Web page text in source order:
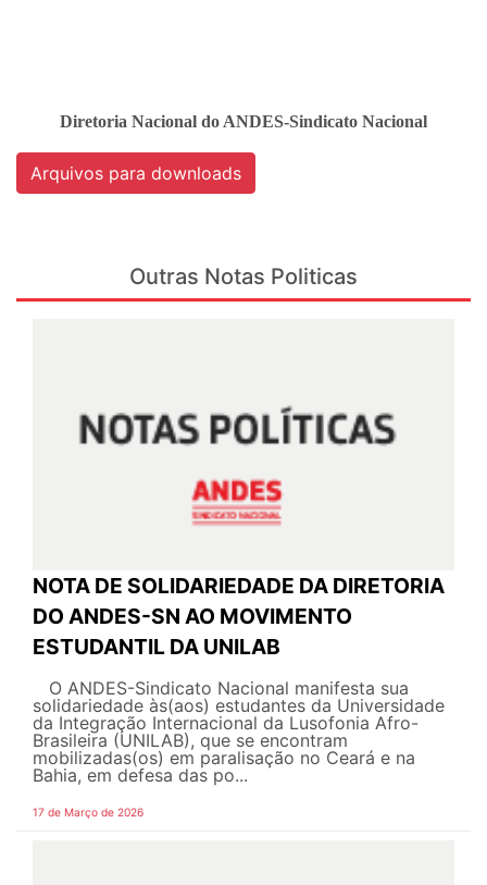
Diretoria Nacional do ANDES-Sindicato Nacional
Arquivos para downloads
Outras Notas Politicas
NOTA DE SOLIDARIEDADE DA DIRETORIA
DO ANDES-SN AO MOVIMENTO
ESTUDANTIL DA UNILAB
O ANDES-Sindicato Nacional manifesta sua
solidariedade às(aos) estudantes da Universidade
da Integração Internacional da Lusofonia Afro-
Brasileira (UNILAB), que se encontram
mobilizadas(os) em paralisação no Ceará e na
Bahia, em defesa das po...
17 de Março de 2026